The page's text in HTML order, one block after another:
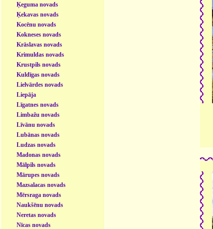
Ķeguma novads
Ķekavas novads
Kocēnu novads
Kokneses novads
Krāslavas novads
Krimuldas novads
Krustpils novads
Kuldīgas novads
Lielvārdes novads
Liepāja
Līgatnes novads
Limbažu novads
Līvānu novads
Lubānas novads
Ludzas novads
Madonas novads
Mālpils novads
Mārupes novads
Mazsalacas novads
Mērsraga novads
Naukšēnu novads
Neretas novads
Nīcas novads